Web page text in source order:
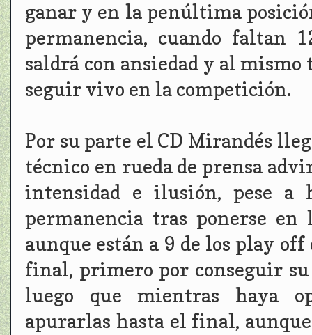
ganar y en la penúltima
permanencia, cuando faltan
saldrá con ansiedad y al
seguir vivo en la competición.
Por su parte el CD Mirandés
técnico en rueda de prensa
intensidad e ilusión, pese a
permanencia tras ponerse en
aunque están a 9 de los play
final, primero por conseguir
luego que mientras haya
apurarlas hasta el final,